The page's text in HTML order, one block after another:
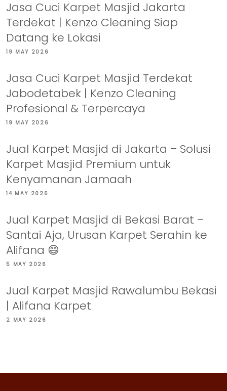
Jasa Cuci Karpet Masjid Jakarta
Terdekat | Kenzo Cleaning Siap
Datang ke Lokasi
19 MAY 2026
Jasa Cuci Karpet Masjid Terdekat
Jabodetabek | Kenzo Cleaning
Profesional & Terpercaya
19 MAY 2026
Jual Karpet Masjid di Jakarta – Solusi
Karpet Masjid Premium untuk
Kenyamanan Jamaah
14 MAY 2026
Jual Karpet Masjid di Bekasi Barat –
Santai Aja, Urusan Karpet Serahin ke
Alifana 😄
5 MAY 2026
Jual Karpet Masjid Rawalumbu Bekasi
| Alifana Karpet
2 MAY 2026